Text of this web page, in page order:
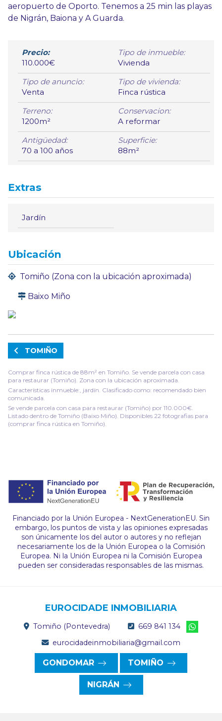
aeropuerto de Oporto. Tenemos a 25 min las playas
de Nigrán, Baiona y A Guarda.
Precio:
110.000€
Tipo de inmueble:
Vivienda
Tipo de anuncio:
Venta
Tipo de vivienda:
Finca rústica
Terreno:
1200m²
Conservacion:
A reformar
Antigüedad:
70 a 100 años
Superficie:
88m²
Extras
Jardín
Ubicación
Tomiño (Zona con la ubicación aproximada)
Baixo Miño
TOMIÑO
Comprar finca rústica de 88m² en Tomiño. Se vende parcela con casa
para restaurar (Tomiño). Zona con la ubicación aproximada.
Características inmueble:, jardín. Clasificado como: recomendado bien
comunicada.
Se vende parcela con casa para restaurar (Tomiño) por 110.000€.
Listado dentro de Tomiño (Baixo Miño). Disponibles 22 fotografias para
(comprar finca rústica en Tomiño).
Financiado por la Unión Europea - NextGenerationEU. Sin
embargo, los puntos de vista y las opiniones expresadas
son únicamente los del autor o autores y no reflejan
necesariamente los de la Unión Europea o la Comisión
Europea. Ni la Unión Europea ni la Comisión Europea
pueden ser consideradas responsables de las mismas.
EUROCIDADE INMOBILIARIA
Tomiño (Pontevedra)
669 841 134
eurocidadeinmobiliaria@gmail.com
GONDOMAR TOMIÑO
NIGRÁN